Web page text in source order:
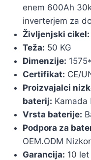
enem 600Ah
inverterjem za
Življenjski cikel:
Teža: 50 KG
Dimenzije:
Certifikat: CE/
Proizvajalci
baterij: Kamada
Vrsta baterije:
Podpora za
OEM.ODM
Garancija: 10 let